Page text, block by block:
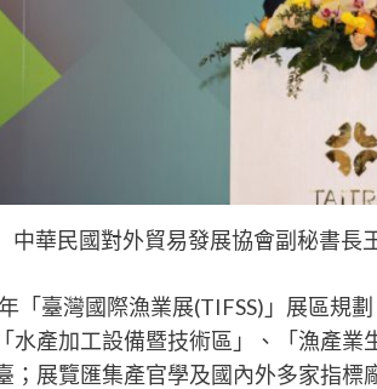
中華民國對外貿易發展協會副秘書長
「臺灣國際漁業展(TIFSS)」展區規
水產加工設備暨技術區」、「漁產
；展覽匯集產官學及國內外多家指